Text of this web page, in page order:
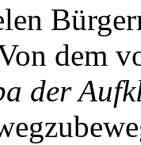
dem
der